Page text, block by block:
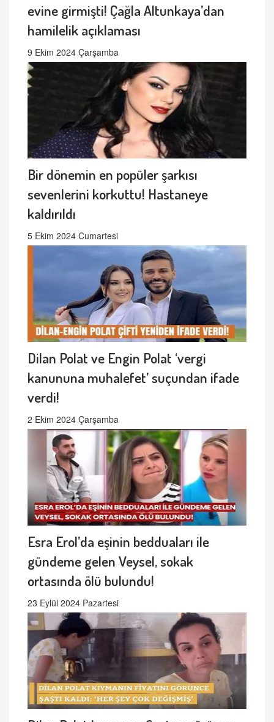
evine girmişti! Çağla Altunkaya’dan
hamilelik açıklaması
9 Ekim 2024 Çarşamba
Bir dönemin en popüler şarkısı
sevenlerini korkuttu! Hastaneye
kaldırıldı
5 Ekim 2024 Cumartesi
Dilan Polat ve Engin Polat ‘vergi
kanununa muhalefet’ suçundan ifade
verdi!
2 Ekim 2024 Çarşamba
Esra Erol’da eşinin bedduaları ile
gündeme gelen Veysel, sokak
ortasında ölü bulundu!
23 Eylül 2024 Pazartesi